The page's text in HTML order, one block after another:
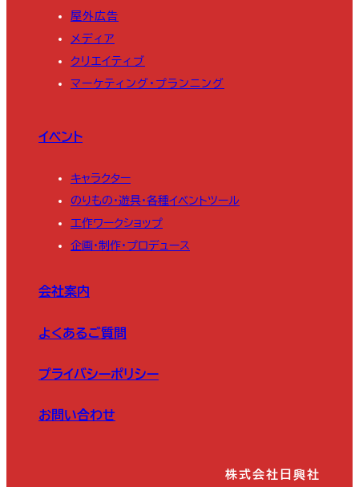
屋外広告
メディア
クリエイティブ
マーケティング・プランニング
イベント
キャラクター
のりもの・遊具・各種イベントツール
工作ワークショップ
企画・制作・プロデュース
会社案内
よくあるご質問
プライバシーポリシー
お問い合わせ
株式会社日興社